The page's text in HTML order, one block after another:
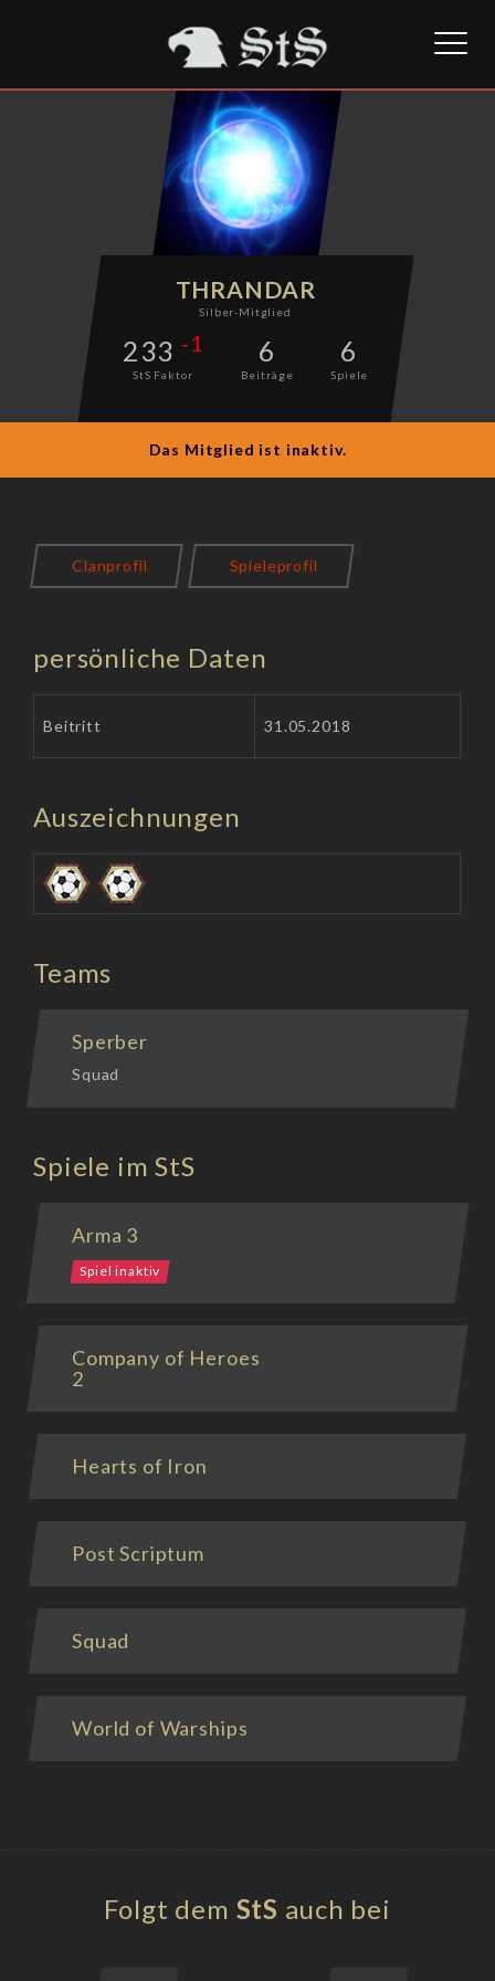
THRANDAR
Silber-Mitglied
233 -1
StS Faktor
6
Beiträge
6
Spiele
Das Mitglied ist inaktiv.
Clanprofil Spieleprofil
persönliche Daten
Beitritt 31.05.2018
Auszeichnungen
Teams
Sperber
Squad
Spiele im StS
Arma 3
Spiel inaktiv
Company of Heroes
2
Hearts of Iron
Post Scriptum
Squad
World of Warships
Folgt dem StS auch bei